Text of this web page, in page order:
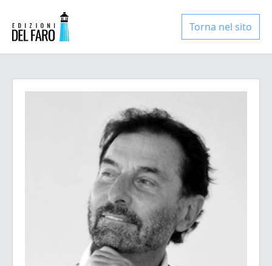
Torna nel sito